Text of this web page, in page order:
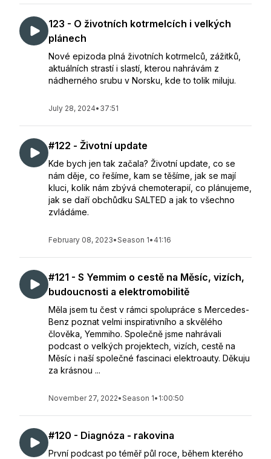
123 - O životních kotrmelcích i velkých
plánech
Nové epizoda plná životních kotrmelců, zážitků,
aktuálních strastí i slastí, kterou nahrávám z
nádherného srubu v Norsku, kde to tolik miluju.
July 28, 2024• 37:51
#122 - Životní update
Kde bych jen tak začala? Životní update, co se
nám děje, co řešíme, kam se těšíme, jak se mají
kluci, kolik nám zbývá chemoterapií, co plánujeme,
jak se daří obchůdku SALTED a jak to všechno
zvládáme.
February 08, 2023•Season 1• 41:16
#121 - S Yemmim o cestě na Měsíc, vizích,
budoucnosti a elektromobilitě
Měla jsem tu čest v rámci spolupráce s Mercedes-
Benz poznat velmi inspirativního a skvělého
člověka, Yemmiho. Společně jsme nahrávali
podcast o velkých projektech, vizích, cestě na
Měsíc i naší společné fascinaci elektroauty. Děkuju
za krásnou ...
November 27, 2022•Season 1• 1:00:50
#120 - Diagnóza - rakovina
První podcast po téměř půl roce, během kterého